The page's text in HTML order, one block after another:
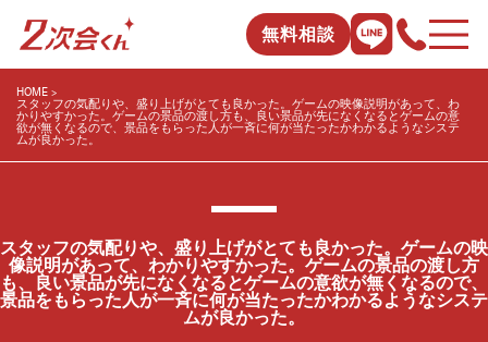
無料相談
HOME
スタッフの気配りや、盛り上げがとても良かった。ゲームの映像説明があって、わ
かりやすかった。ゲームの景品の渡し方も、良い景品が先になくなるとゲームの意
欲が無くなるので、景品をもらった人が一斉に何が当たったかわかるようなシステ
ムが良かった。
スタッフの気配りや、盛り上げがとても良かった。ゲームの映
像説明があって、わかりやすかった。ゲームの景品の渡し方
も、良い景品が先になくなるとゲームの意欲が無くなるので、
景品をもらった人が一斉に何が当たったかわかるようなシステ
ムが良かった。